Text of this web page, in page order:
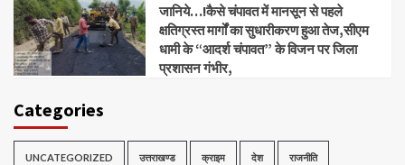
जानिये…!कैसे चंपावत में मानसून से पहले
क्षतिग्रस्त मार्गों का सुधारीकरण हुआ तेज,सीएम
धामी के “आदर्श चंपावत” के विजन पर जिला
प्रशासन गंभीर,
Categories
UNCATEGORIZED उत्तराखण्ड क्राइम देश राजनीति